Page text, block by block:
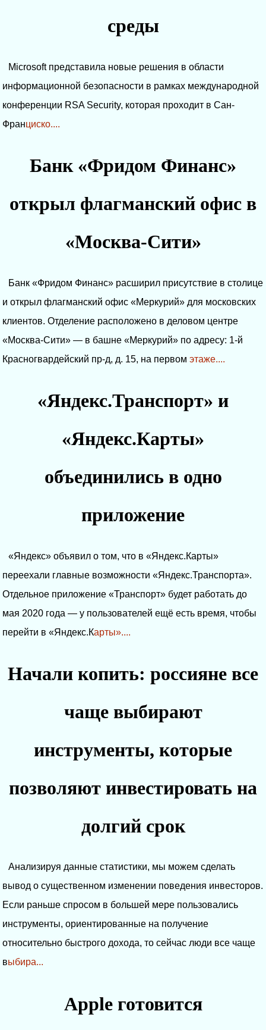
среды
Microsoft представила новые решения в области
информационной безопасности в рамках международной
конференции RSA Security, которая проходит в Сан-
Франциско....
Банк «Фридом Финанс»
открыл флагманский офис в
«Москва-Сити»
Банк «Фридом Финанс» расширил присутствие в столице
и открыл флагманский офис «Меркурий» для московских
клиентов. Отделение расположено в деловом центре
«Москва-Сити» — в башне «Меркурий» по адресу: 1-й
Красногвардейский пр-д, д. 15, на первом этаже....
«Яндекс.Транспорт» и
«Яндекс.Карты»
объединились в одно
приложение
«Яндекс» объявил о том, что в «Яндекс.Карты»
переехали главные возможности «Яндекс.Транспорта».
Отдельное приложение «Транспорт» будет работать до
мая 2020 года — у пользователей ещё есть время, чтобы
перейти в «Яндекс.Карты»....
Начали копить: россияне все
чаще выбирают
инструменты, которые
позволяют инвестировать на
долгий срок
Анализируя данные статистики, мы можем сделать
вывод о существенном изменении поведения инвесторов.
Если раньше спросом в большей мере пользовались
инструменты, ориентированные на получение
относительно быстрого дохода, то сейчас люди все чаще
выбира...
Apple готовится